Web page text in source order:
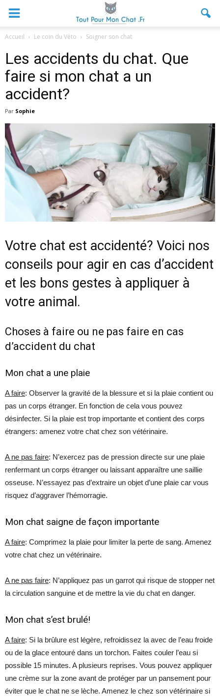
Accueil Le coin du Véto Soigner son chat
Les accidents du chat. Que
faire si mon chat a un
accident?
Par Sophie
Votre chat est accidenté? Voici nos
conseils pour agir en cas d’accident
et les bons gestes à appliquer à
votre animal.
Choses à faire ou ne pas faire en cas
d’accident du chat
Mon chat a une plaie
A faire: Observer la gravité de la blessure et si la plaie contient ou
pas un corps étranger. En fonction de cela vous pouvez
désinfecter. Si la plaie est trop importante et contient des corps
étrangers: amenez votre chat chez son vétérinaire.
A ne pas faire: N’exercez pas de pression directe sur une plaie
renfermant un corps étranger ou laissant apparaître une saillie
osseuse. N’essayez pas d’extraire un objet d’une plaie car vous
risquez d’aggraver l’hémorragie.
Mon chat saigne de façon importante
A faire: Comprimez la plaie pour limiter la perte de sang. Amenez
votre chat chez un vétérinaire.
A ne pas faire: N’appliquez pas un garrot qui risque de stopper net
la circulation sanguine et de mettre la vie du chat en danger.
Mon chat s’est brulé!
A faire: Si la brûlure est légère, refroidissez la avec de l’eau froide
ou de la glace entouré dans un torchon. Faites couler l’eau si
possible 15 minutes. A plusieurs reprises. Vous pouvez appliquer
une crème sur la zone avant de protéger par un pansement pour
éviter que le chat ne se lèche. Amenez le chez son vétérinaire si